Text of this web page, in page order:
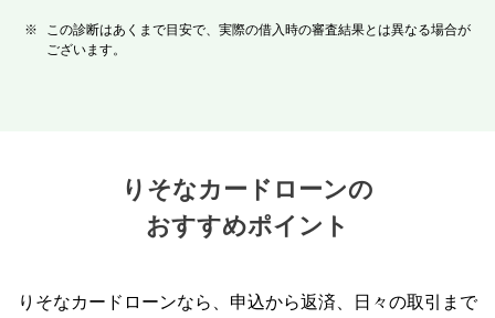
※
この診断はあくまで目安で、実際の借入時の審査結果とは異なる場合が
ございます。
りそなカードローンの
おすすめポイント
りそなカードローンなら、申込から返済、日々の取引まで